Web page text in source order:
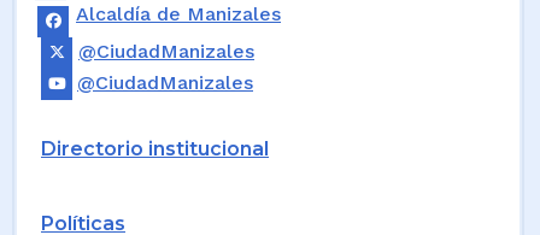
Alcaldía de Manizales
@CiudadManizales
@CiudadManizales
Directorio institucional
Políticas